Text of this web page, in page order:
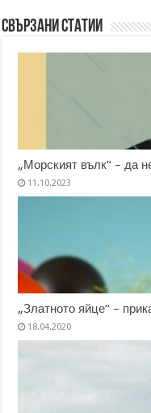
Свързани статии
„Морският вълк“ – да
11.10.2023
„Златното яйце“ –
18.04.2020